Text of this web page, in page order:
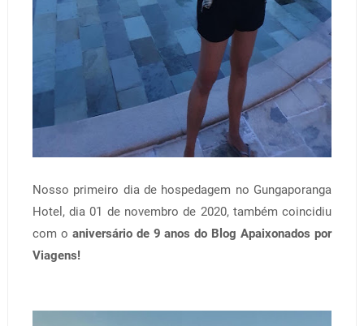
Nosso primeiro dia de hospedagem no Gungaporanga
Hotel, dia 01 de novembro de 2020, também coincidiu
com o aniversário de 9 anos do Blog Apaixonados por
Viagens!